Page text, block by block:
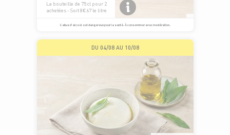
La bouteille de 75 cl pour 2
achetées - Soit 8€67 le litre
L’abus d’alcool est dangereux pour la santé. À consommer avec modération.
DU 04/08 AU 10/08